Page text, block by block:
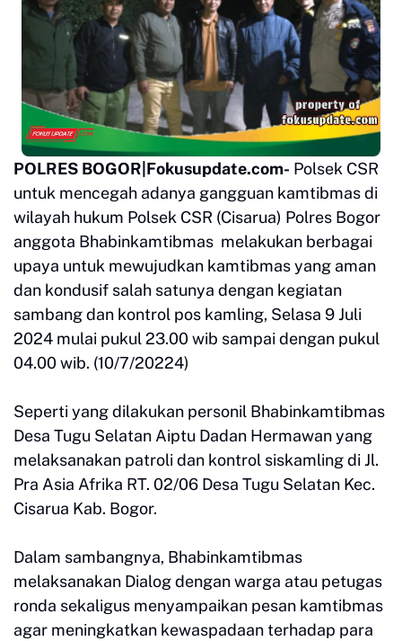
POLRES BOGOR|Fokusupdate.com- Polsek CSR
untuk mencegah adanya gangguan kamtibmas di
wilayah hukum Polsek CSR (Cisarua) Polres Bogor
anggota Bhabinkamtibmas melakukan berbagai
upaya untuk mewujudkan kamtibmas yang aman
dan kondusif salah satunya dengan kegiatan
sambang dan kontrol pos kamling, Selasa 9 Juli
2024 mulai pukul 23.00 wib sampai dengan pukul
04.00 wib. (10/7/20224)
Seperti yang dilakukan personil Bhabinkamtibmas
Desa Tugu Selatan Aiptu Dadan Hermawan yang
melaksanakan patroli dan kontrol siskamling di Jl.
Pra Asia Afrika RT. 02/06 Desa Tugu Selatan Kec.
Cisarua Kab. Bogor.
Dalam sambangnya, Bhabinkamtibmas
melaksanakan Dialog dengan warga atau petugas
ronda sekaligus menyampaikan pesan kamtibmas
agar meningkatkan kewaspadaan terhadap para